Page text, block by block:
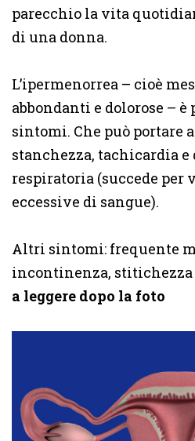
parecchio la vita
di una donna.
L’ipermenorrea – cioè
abbondanti e dolorose – è
sintomi. Che può portare
stanchezza, tachicardia
respiratoria (succede per
eccessive di sangue).
Altri sintomi: frequente
incontinenza, stitichezza
a leggere dopo la foto